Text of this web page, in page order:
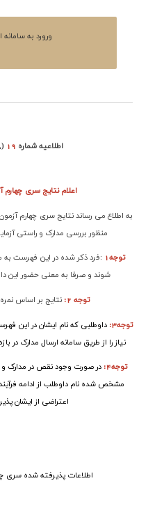
ورورد به سامانه
اطلاعیه شماره 19
اعلام نتایج سری چهارم
به اطلاع می رساند نتایج سری چهارم
منظور بررسی مدارک و راستی
توجه1 :فرد ذکر شده در این فهرست به
شوند و صرفا به معنی حضور این
توجه 2: نتایج بر اساس
توجه3 : داوطلبی که نام ایشان در این
نیاز را از طریق سامانه ارسال مدارک
توجه4 : در صورت وجود نقص در مدارک و
مشخص شده نام داوطلب از ادامه
اعتراضی از ایشان
اطلاعات پذیرفته شده سری